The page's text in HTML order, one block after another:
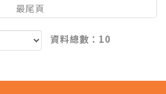
最尾頁
資料總數：10